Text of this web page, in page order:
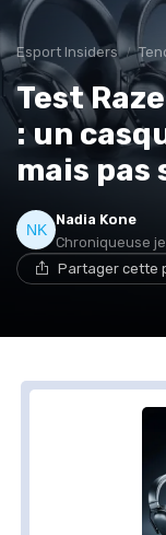
Esport Insiders
Test
: un
mais pas
Nadia Kone
Chroniqueuse
Partager cette